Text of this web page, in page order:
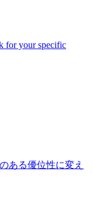
for your specific
ある優位性に変え